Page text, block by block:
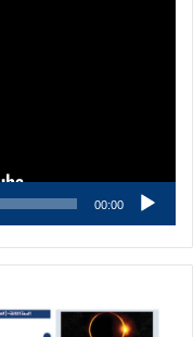
00:00